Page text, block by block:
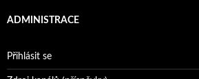
ADMINISTRACE
Přihlásit se